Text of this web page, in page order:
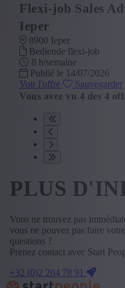
Flexi-job Sales
Ieper
8900 Ieper
Bediende flexi-job
8 h/semaine
Publié le 14/07/2026
Voir l'offre
Sauvegarder
Vous avez vu 4 des 4
PLUS
Vous ne trouvez pas
vous ne pouvez pas faire
questions ?
Prenez contact avec Start
+32 (0)2 204 78 91